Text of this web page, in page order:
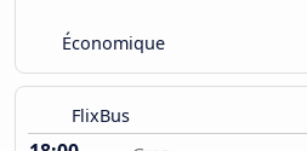
Économique
FlixBus